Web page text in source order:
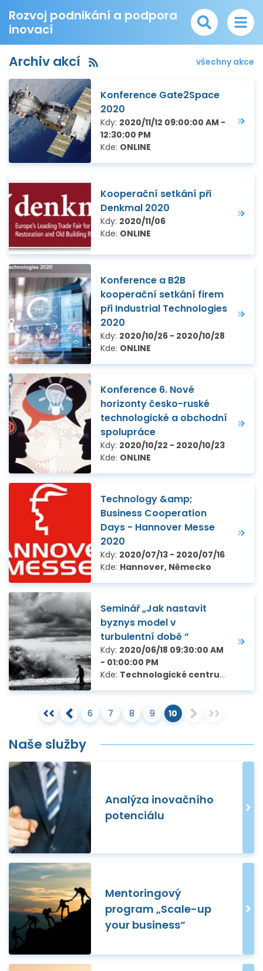
Rozvoj podnikání a podpora
inovací
Archiv akcí všechny akce
Konference Gate2Space
2020
Kdy: 2020/11/12 09:00:00 AM -
12:30:00 PM
Kde: ONLINE
Kooperační setkání při
Denkmal 2020
Kdy: 2020/11/06
Kde: ONLINE
Konference a B2B
kooperační setkání firem
při Industrial Technologies
2020
Kdy: 2020/10/26 - 2020/10/28
Kde: ONLINE
Konference 6. Nové
horizonty česko-ruské
technologické a obchodní
spolupráce
Kdy: 2020/10/22 - 2020/10/23
Kde: ONLINE
Technology &amp;
Business Cooperation
Days - Hannover Messe
2020
Kdy: 2020/07/13 - 2020/07/16
Kde: Hannover, Německo
Seminář „Jak nastavit
byznys model v
turbulentní době “
Kdy: 2020/06/18 09:30:00 AM
- 01:00:00 PM
Kde: Technologické centrum AV ČR, Ve Struhách 27, Praha 6
6 7 8 9 10
Naše služby
Analýza inovačního
potenciálu
Mentoringový
program „Scale-up
your business“